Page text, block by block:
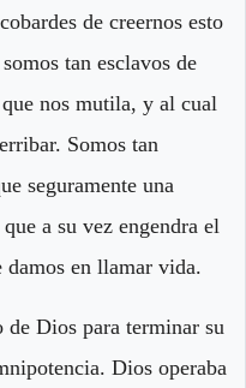
de creernos esto
tan esclavos de
nos mutila, y al cual
Somos tan
seguramente una
a su vez engendra el
damos en llamar vida.
de Dios para terminar su
Dios operaba